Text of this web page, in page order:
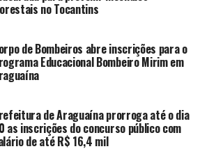
no Tocantins
de Bombeiros abre inscrições para o
Educacional Bombeiro Mirim em
de Araguaína prorroga até o dia
as inscrições do concurso público com
de até R$ 16,4 mil